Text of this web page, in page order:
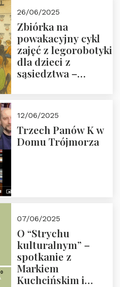
26/06/2025
Zbiórka na
powakacyjny cykl
zajęć z legorobotyki
dla dzieci z
sąsiedztwa –
Fundacji
12/06/2025
Trzech Panów K w
Domu Trójmorza
07/06/2025
O “Strychu
kulturalnym” –
spotkanie z
Markiem
Kuchcińskim i